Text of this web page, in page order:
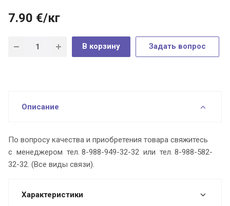
7.90 €/кг
В корзину Задать вопрос
Описание
По вопросу качества и приобретения товара свяжитесь
с менеджером тел. 8-988-949-32-32 или тел. 8-988-582-
32-32. (Все виды связи).
Характеристики